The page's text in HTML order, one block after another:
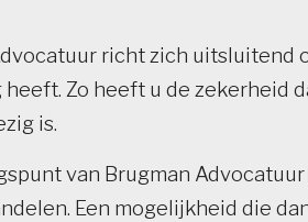
richt zich uitsluitend
heeft. Zo heeft u de zekerheid
is.
van Brugman
Een mogelijkheid die